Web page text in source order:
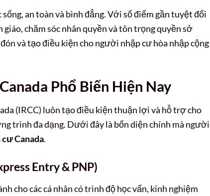
an toàn và bình đẳng. Với số điểm gần tuyệt đối
chăm sóc nhân quyền và tôn trọng quyền sở
và tạo điều kiện cho người nhập cư hòa nhập cộng
Phổ Biến Hiện Nay
(IRCC) luôn tạo điều kiện thuận lợi và hỗ trợ cho
trình đa dạng. Dưới đây là bốn diện chính mà người
Canada.
Entry & PNP)
cho các cá nhân có trình độ học vấn, kinh nghiệm